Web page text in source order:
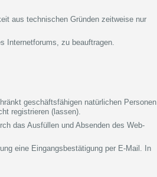
aus technischen Gründen zeitweise nur
Internetforums, zu beauftragen.
geschäftsfähigen natürlichen Personen
registrieren (lassen).
das Ausfüllen und Absenden des Web-
eine Eingangsbestätigung per E-Mail. In